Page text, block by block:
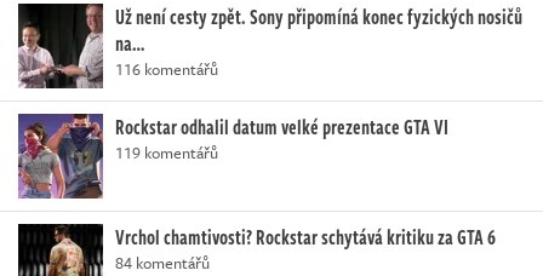
Už není cesty zpět. Sony připomíná konec fyzických nosičů
na…
116 komentářů
Rockstar odhalil datum velké prezentace GTA VI
119 komentářů
Vrchol chamtivosti? Rockstar schytává kritiku za GTA 6
84 komentářů